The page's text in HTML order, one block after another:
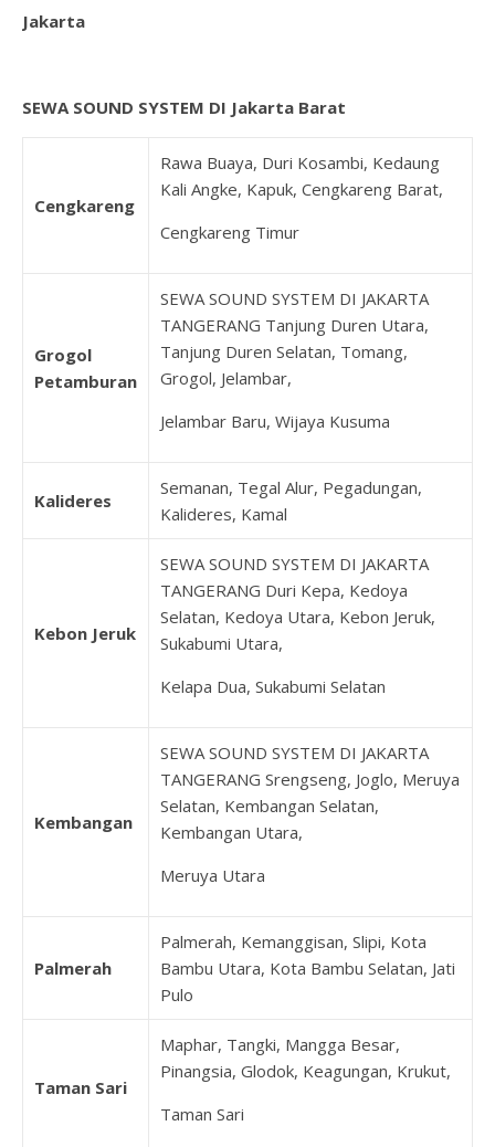
Jakarta
SEWA SOUND SYSTEM DI Jakarta Barat
Cengkareng
Rawa Buaya, Duri Kosambi, Kedaung
Kali Angke, Kapuk, Cengkareng Barat,
Cengkareng Timur
Grogol
Petamburan
SEWA SOUND SYSTEM DI JAKARTA
TANGERANG Tanjung Duren Utara,
Tanjung Duren Selatan, Tomang,
Grogol, Jelambar,
Jelambar Baru, Wijaya Kusuma
Kalideres
Semanan, Tegal Alur, Pegadungan,
Kalideres, Kamal
Kebon Jeruk
SEWA SOUND SYSTEM DI JAKARTA
TANGERANG Duri Kepa, Kedoya
Selatan, Kedoya Utara, Kebon Jeruk,
Sukabumi Utara,
Kelapa Dua, Sukabumi Selatan
Kembangan
SEWA SOUND SYSTEM DI JAKARTA
TANGERANG Srengseng, Joglo, Meruya
Selatan, Kembangan Selatan,
Kembangan Utara,
Meruya Utara
Palmerah
Palmerah, Kemanggisan, Slipi, Kota
Bambu Utara, Kota Bambu Selatan, Jati
Pulo
Taman Sari
Maphar, Tangki, Mangga Besar,
Pinangsia, Glodok, Keagungan, Krukut,
Taman Sari